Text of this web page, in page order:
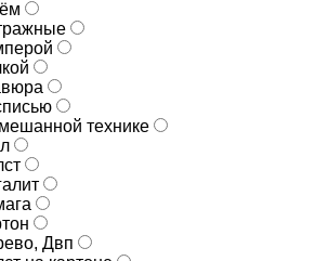
технике
Двп